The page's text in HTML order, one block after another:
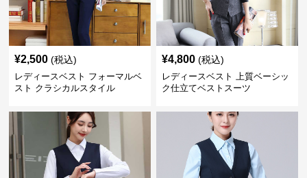
¥2,500 (税込)
レディースベスト フォーマルベ
スト クラシカルスタイル
¥4,800 (税込)
レディースベスト 上質ベーシッ
ク仕立てベストスーツ